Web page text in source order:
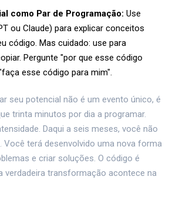
como Par de Programação: Use
ou Claude) para explicar conceitos
código. Mas cuidado: use para
Pergunte "por que esse código
esse código para mim".
seu potencial não é um evento único, é
trinta minutos por dia a programar.
Daqui a seis meses, você não
Você terá desenvolvido uma nova forma
e criar soluções. O código é
verdadeira transformação acontece na